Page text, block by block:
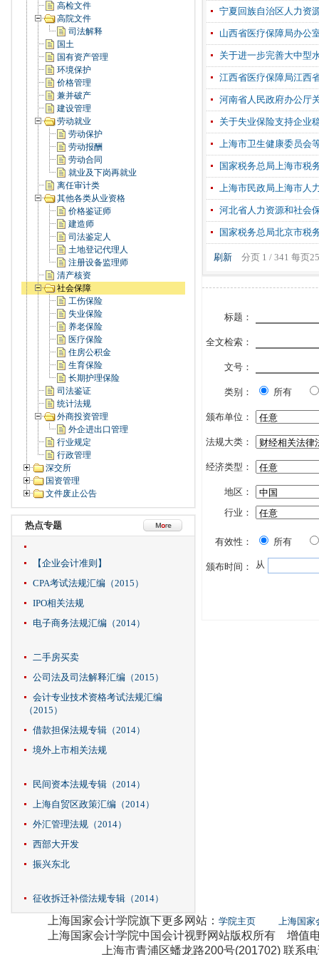
高检文件
高院文件
司法解释
国土
国有资产管理
环境保护
价格管理
兼并破产
建设管理
劳动就业
劳动保护
劳动报酬
劳动合同
就业及下岗再就业
离任审计类
其他各类从业资格
价格鉴证师
建造师
司法鉴定人
土地登记代理人
注册设备监理师
清产核资
社会保障
工伤保险
失业保险
养老保险
医疗保险
住房公积金
生育保险
长期护理保险
司法鉴证
统计法规
外商投资管理
外企进出口管理
行业规定
行政管理
深交所
国资管理
文件废止公告
热点专题
【企业会计准则】
CPA考试法规汇编（2015）
IPO相关法规
电子商务法规汇编（2014）
二手房买卖
公司法及司法解释汇编（2015）
会计专业技术资格考试法规汇编
（2015）
借款担保法规专辑（2014）
境外上市相关法规
民间资本法规专辑（2014）
上海自贸区政策汇编（2014）
外汇管理法规（2014）
西部大开发
振兴东北
征收拆迁补偿法规专辑（2014）
宁夏回族自治区人力资
山西省医疗保障局办公
关于进一步完善大中型
江西省医疗保障局江西
河南省人民政府办公厅
关于失业保险支持企业
上海市卫生健康委员会
国家税务总局上海市税
上海市民政局上海市人
河北省人力资源和社会
国家税务总局北京市税
刷新 分页 1 / 341 每页
标题：
全文检索：
文号：
类别： 所有
颁布单位：
法规大类：
经济类型：
地区：
行业：
有效性： 所有
颁布时间： 从
上海国家会计学院旗下更多网站： 学院主页 上海国家
上海国家会计学院中国会计视野网站版权所有 增值
上海市青浦区蟠龙路200号(201702) 联系